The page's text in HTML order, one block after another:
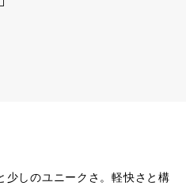
少しのユニークさ。軽快さと構